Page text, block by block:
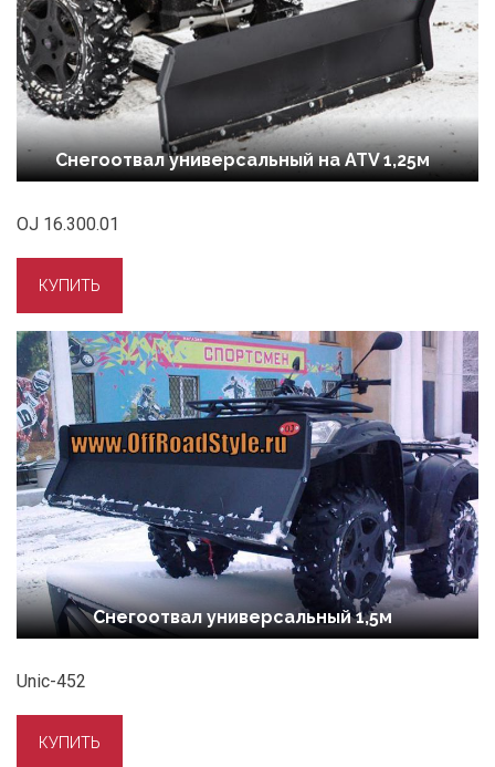
Снегоотвал универсальный на ATV 1,25м
OJ 16.300.01
Снегоотвал универсальный 1,5м
Unic-452